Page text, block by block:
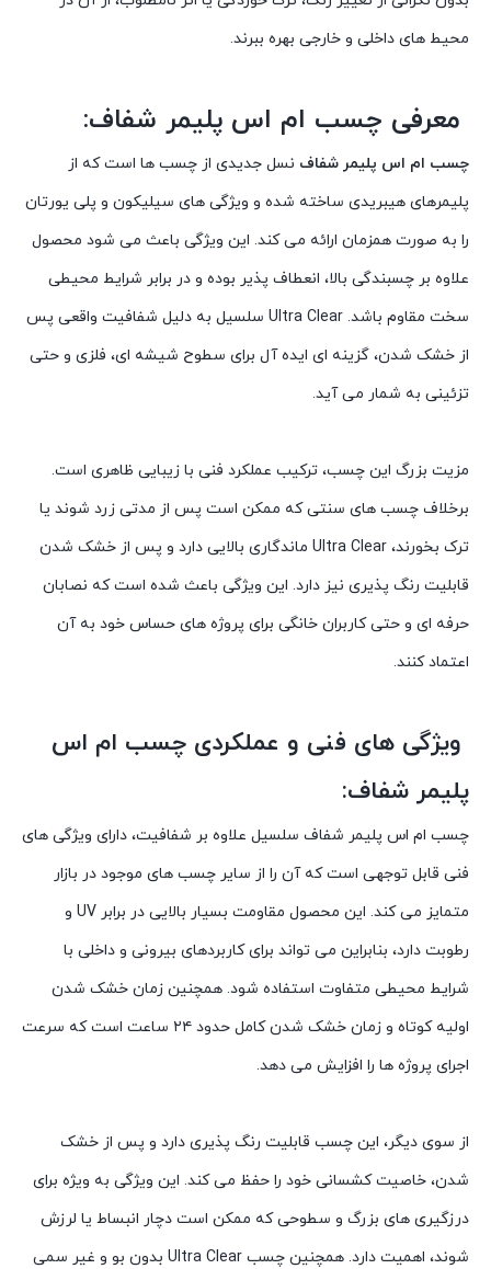
محیط های داخلی و خارجی بهره ببرند.
معرفی چسب ام اس پلیمر شفاف:
چسب ام اس پلیمر شفاف نسل جدیدی از چسب ها است که از
پلیمرهای هیبریدی ساخته شده و ویژگی های سیلیکون و پلی یورتان
را به صورت همزمان ارائه می کند. این ویژگی باعث می شود محصول
علاوه بر چسبندگی بالا، انعطاف پذیر بوده و در برابر شرایط محیطی
سخت مقاوم باشد. Ultra Clear سلسیل به دلیل شفافیت واقعی پس
از خشک شدن، گزینه ای ایده آل برای سطوح شیشه ای، فلزی و حتی
تزئینی به شمار می آید.
مزیت بزرگ این چسب، ترکیب عملکرد فنی با زیبایی ظاهری است.
برخلاف چسب های سنتی که ممکن است پس از مدتی زرد شوند یا
ترک بخورند، Ultra Clear ماندگاری بالایی دارد و پس از خشک شدن
قابلیت رنگ پذیری نیز دارد. این ویژگی باعث شده است که نصابان
حرفه ای و حتی کاربران خانگی برای پروژه های حساس خود به آن
اعتماد کنند.
ویژگی های فنی و عملکردی چسب ام اس
پلیمر شفاف:
چسب ام اس پلیمر شفاف سلسیل علاوه بر شفافیت، دارای ویژگی های
فنی قابل توجهی است که آن را از سایر چسب های موجود در بازار
متمایز می کند. این محصول مقاومت بسیار بالایی در برابر UV و
رطوبت دارد، بنابراین می تواند برای کاربردهای بیرونی و داخلی با
شرایط محیطی متفاوت استفاده شود. همچنین زمان خشک شدن
اولیه کوتاه و زمان خشک شدن کامل حدود ۲۴ ساعت است که سرعت
اجرای پروژه ها را افزایش می دهد.
از سوی دیگر، این چسب قابلیت رنگ پذیری دارد و پس از خشک
شدن، خاصیت کشسانی خود را حفظ می کند. این ویژگی به ویژه برای
درزگیری های بزرگ و سطوحی که ممکن است دچار انبساط یا لرزش
شوند، اهمیت دارد. همچنین چسب Ultra Clear بدون بو و غیر سمی